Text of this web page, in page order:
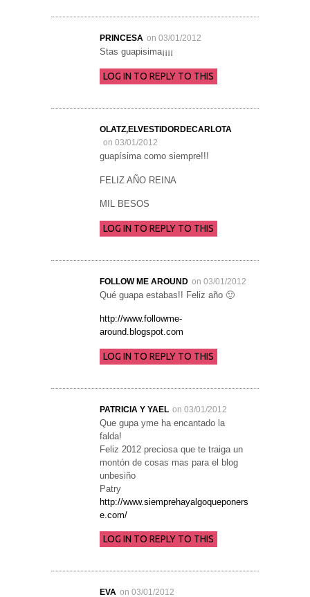
PRINCESA on 03/01/2012
Stas guapisima¡¡¡¡
LOG IN TO REPLY TO THIS
OLATZ,ELVESTIDORDECARLOTA
on 03/01/2012
guapísima como siempre!!!
FELIZ AÑO REINA
MIL BESOS
LOG IN TO REPLY TO THIS
FOLLOW ME AROUND on 03/01/2012
Qué guapa estabas!! Feliz año 🙂
http://www.followme-
around.blogspot.com
LOG IN TO REPLY TO THIS
PATRICIA Y YAEL on 03/01/2012
Que gupa yme ha encantado la
falda!
Feliz 2012 preciosa que te traiga un
montón de cosas mas para el blog
unbesiño
Patry
http://www.siemprehayalgoqueponers
e.com/
LOG IN TO REPLY TO THIS
EVA on 03/01/2012